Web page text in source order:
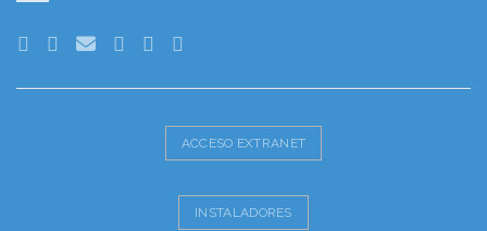
ACCESO EXTRANET
INSTALADORES